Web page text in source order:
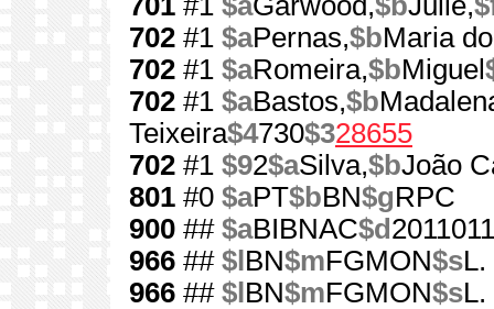
702 #1 $aPernas,$bMaria
702 #1 $aRomeira,$bMiguel
702 #1 $aBastos,$b
Teixeira$4730$328655
702 #1 $92$aSilva,$bJoão
801 #0 $aPT$bBN$gRPC
900 ## $aBIBNAC$d
966 ## $l BN$mFGMON$sL.
966 ## $l BN$mFGMON$sL.